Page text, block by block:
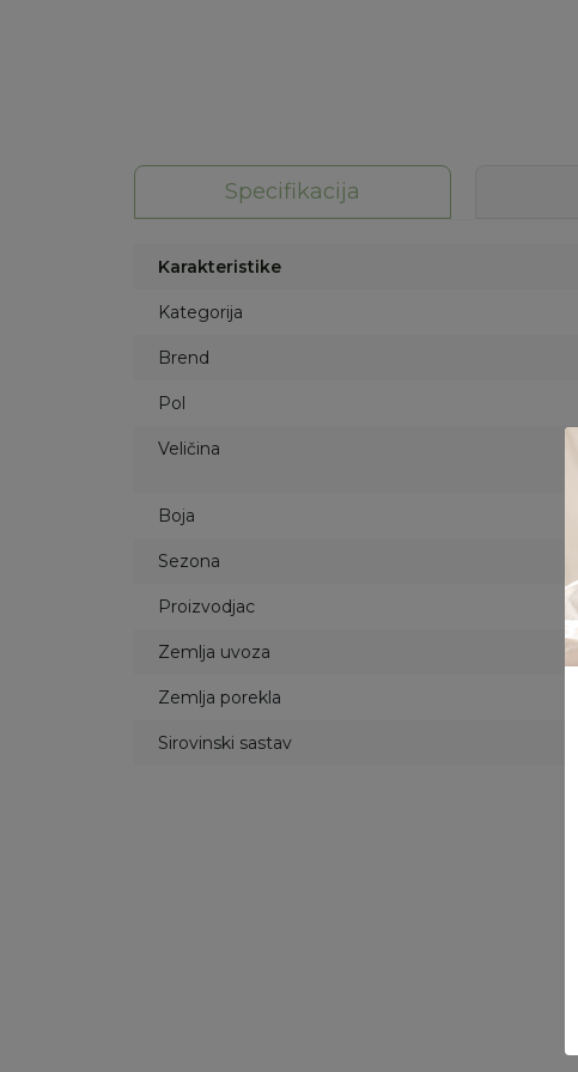
Specifikacija
Karakteristike
Kategorija
Brend
Pol
Veličina
Boja
Sezona
Proizvodjac
Zemlja uvoza
Zemlja porekla
Sirovinski sastav